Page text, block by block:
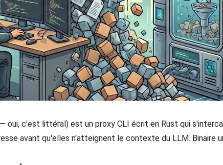
oui, c'est littéral) est un proxy CLI écrit en Rust qui
avant qu'elles n'atteignent le contexte du LLM. Binaire